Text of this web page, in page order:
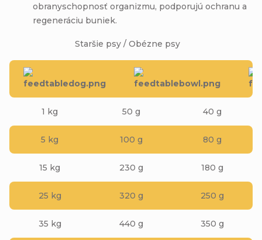
obranyschopnosť organizmu, podporujú ochranu a
regeneráciu buniek.
Staršie psy / Obézne psy
1 kg 50 g 40 g
5 kg 100 g 80 g
15 kg 230 g 180 g
25 kg 320 g 250 g
35 kg 440 g 350 g